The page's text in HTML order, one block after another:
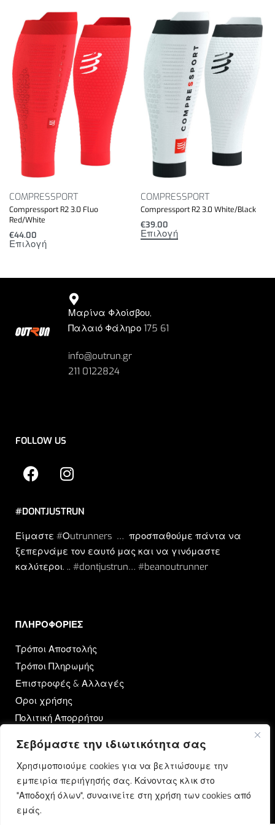
Σεβόμαστε την ιδιωτικότητα σας
Χρησιμοποιούμε cookies για να βελτιώσουμε την
εμπειρία περιήγησής σας. Κάνοντας κλικ στο
"Αποδοχή όλων", συναινείτε στη χρήση των cookies από
εμάς.
COMPRESSPORT
Compressport R2 3.0 Fluo
Red/White
€44.00
Επιλογή
COMPRESSPORT
Compressport R2 3.0 White/Black
€39.00
Επιλογή
Μαρίνα Φλοίσβου,
Παλαιό Φάληρο 175 61
info@outrun.gr
211 0122824
FOLLOW US
#DONTJUSTRUN
Είμαστε #Οutrunners … προσπαθούμε πάντα να
ξεπερνάμε τον εαυτό μας και να γινόμαστε
καλύτεροι. .. #dontjustrun… #beanoutrunner
ΠΛΗΡΟΦΟΡΙΕΣ​
Τρόποι Αποστολής
Τρόποι Πληρωμής
Επιστροφές & Αλλαγές
Όροι χρήσης
Πολιτική Απορρήτου
OUTRUN
Ποιοι Είμαστε
Επικοινωνία
Blog